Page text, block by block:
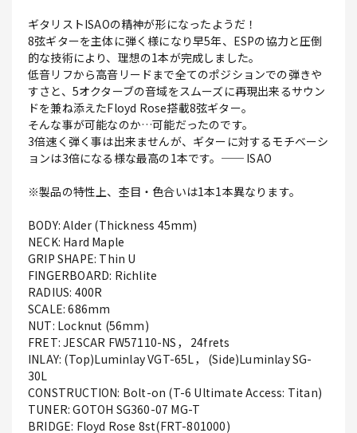
ギタリストISAOの精神が形になったようだ！
8弦ギターを主体に弾く様になり早5年、ESPの協力と圧倒
的な技術により、理想の1本が完成しました。
低音リフから高音リードまで全てのポジションでの弾きや
すさと、5オクターブの音域をスムーズに再現出来るサウン
ドを兼ね添えたFloyd Rose搭載8弦ギター。
そんな事が可能なのか…可能だったのです。
3倍速く弾く事は出来ませんが、ギターに対するモチベーシ
ョンは3倍になる様な最高の1本です。── ISAO
※製品の特性上、杢目・色合いは1本1本異なります。
BODY: Alder (Thickness 45mm)
NECK: Hard Maple
GRIP SHAPE: Thin U
FINGERBOARD: Richlite
RADIUS: 400R
SCALE: 686mm
NUT: Locknut (56mm)
FRET: JESCAR FW57110-NS， 24frets
INLAY: (Top)Luminlay VGT-65L， (Side)Luminlay SG-
30L
CONSTRUCTION: Bolt-on (T-6 Ultimate Access: Titan)
TUNER: GOTOH SG360-07 MG-T
BRIDGE: Floyd Rose 8st(FRT-801000)